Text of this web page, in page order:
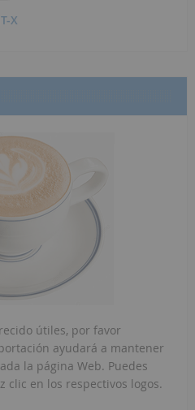
X
útiles, por favor
ayudará a mantener
la página Web. Puedes
clic en los respectivos logos.